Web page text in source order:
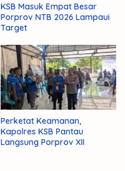
KSB Masuk Empat Besar
Porprov NTB 2026 Lampaui
Target
Perketat Keamanan,
Kapolres KSB Pantau
Langsung Porprov XII